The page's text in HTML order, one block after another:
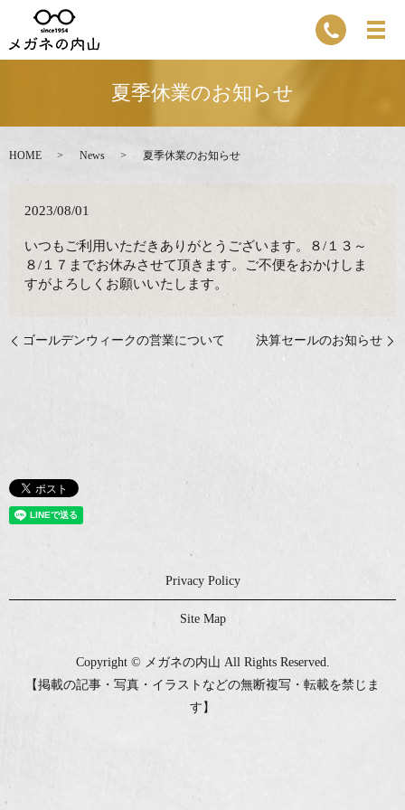
夏季休業のお知らせ
HOME News 夏季休業のお知らせ
2023/08/01
いつもご利用いただきありがとうございます。８/１３～
８/１７までお休みさせて頂きます。ご不便をおかけしま
すがよろしくお願いいたします。
ゴールデンウィークの営業について 決算セールのお知らせ
Privacy Policy
Site Map
Copyright © メガネの内山 All Rights Reserved.
【掲載の記事・写真・イラストなどの無断複写・転載を禁じま
す】